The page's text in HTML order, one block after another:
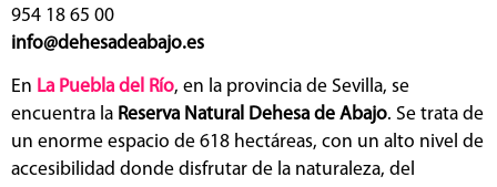
954 18 65 00
info@dehesadeabajo.es
En La Puebla del Río, en la provincia de Sevilla, se
encuentra la Reserva Natural Dehesa de Abajo. Se trata de
un enorme espacio de 618 hectáreas, con un alto nivel de
accesibilidad donde disfrutar de la naturaleza, del